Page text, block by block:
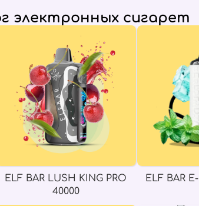
электронных сигарет
ELF BAR LUSH KING PRO
40000
ELF BAR